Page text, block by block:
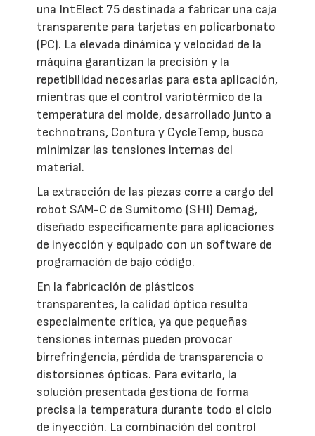
una IntElect 75 destinada a fabricar una caja
transparente para tarjetas en policarbonato
(PC). La elevada dinámica y velocidad de la
máquina garantizan la precisión y la
repetibilidad necesarias para esta aplicación,
mientras que el control variotérmico de la
temperatura del molde, desarrollado junto a
technotrans, Contura y CycleTemp, busca
minimizar las tensiones internas del
material.
La extracción de las piezas corre a cargo del
robot SAM-C de Sumitomo (SHI) Demag,
diseñado específicamente para aplicaciones
de inyección y equipado con un software de
programación de bajo código.
En la fabricación de plásticos
transparentes, la calidad óptica resulta
especialmente crítica, ya que pequeñas
tensiones internas pueden provocar
birrefringencia, pérdida de transparencia o
distorsiones ópticas. Para evitarlo, la
solución presentada gestiona de forma
precisa la temperatura durante todo el ciclo
de inyección. La combinación del control